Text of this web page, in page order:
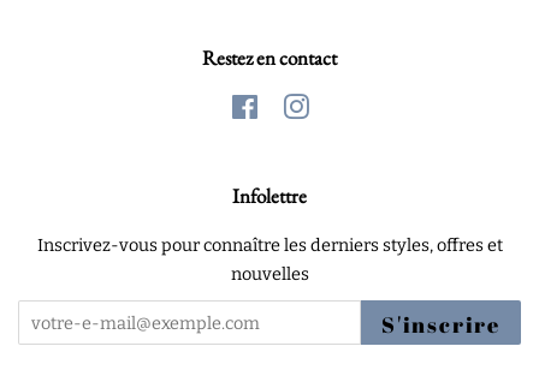
Restez en contact
FacebookInstagram
Infolettre
Inscrivez-vous pour connaître les derniers styles, offres et
nouvelles
S'inscrire